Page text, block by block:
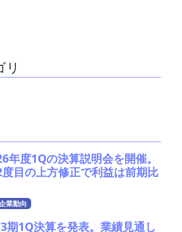
リ
年度1Qの決算説明会を開催。
目の上方修正で利益は前期比
業動向
期1Q決算を発表。業績見通し